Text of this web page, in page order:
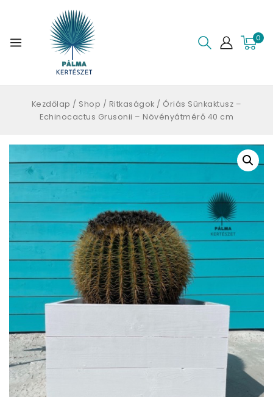
0
Kezdőlap / Shop / Ritkaságok / Óriás Sünkaktusz –
Echinocactus Grusonii – Növényátmérő 40 cm